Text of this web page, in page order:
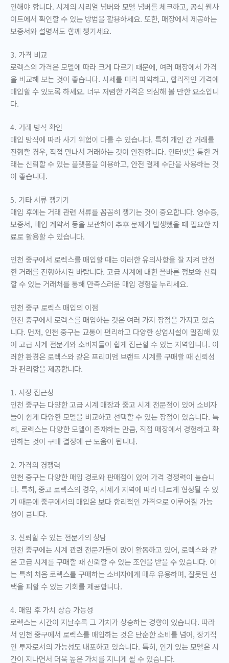
인해야 합니다. 시계의 시리얼 넘버와 모델 넘버를 체크하고, 공식 웹사
이트에서 확인할 수 있는 방법을 활용하세요. 또한, 매장에서 제공하는
보증서와 설명서도 함께 챙기세요.
3. 가격 비교
로렉스의 가격은 모델에 따라 크게 다르기 때문에, 여러 매장에서 가격
을 비교해 보는 것이 좋습니다. 시세를 미리 파악하고, 합리적인 가격에
매입할 수 있도록 하세요. 너무 저렴한 가격은 의심해 볼 만한 요소입니
다.
4. 거래 방식 확인
매입 방식에 따라 사기 위험이 다를 수 있습니다. 특히 개인 간 거래를
진행할 경우, 직접 만나서 거래하는 것이 안전합니다. 인터넷을 통한 거
래는 신뢰할 수 있는 플랫폼을 이용하고, 안전 결제 수단을 사용하는 것
이 좋습니다.
5. 기타 서류 챙기기
매입 후에는 거래 관련 서류를 꼼꼼히 챙기는 것이 중요합니다. 영수증,
보증서, 매입 계약서 등을 보관하여 추후 문제가 발생했을 때 필요한 자
료로 활용할 수 있습니다.
인천 중구에서 로렉스를 매입할 때는 이러한 유의사항을 잘 지켜 안전
한 거래를 진행하시길 바랍니다. 고급 시계에 대한 올바른 정보와 신뢰
할 수 있는 거래처를 통해 만족스러운 매입 경험을 누리세요.
인천 중구 로렉스 매입의 이점
인천 중구에서 로렉스를 매입하는 것은 여러 가지 장점을 가지고 있습
니다. 먼저, 인천 중구는 교통이 편리하고 다양한 상업시설이 밀집해 있
어 고급 시계 전문가와 소비자들이 쉽게 접근할 수 있는 지역입니다. 이
러한 환경은 로렉스와 같은 프리미엄 브랜드 시계를 구매할 때 신뢰성
과 편리함을 제공합니다.
1. 시장 접근성
인천 중구는 다양한 고급 시계 매장과 중고 시계 전문점이 있어 소비자
들이 쉽게 다양한 모델을 비교하고 선택할 수 있는 장점이 있습니다. 특
히, 로렉스는 다양한 모델이 존재하는 만큼, 직접 매장에서 경험하고 확
인하는 것이 구매 결정에 큰 도움이 됩니다.
2. 가격의 경쟁력
인천 중구는 다양한 매입 경로와 판매점이 있어 가격 경쟁력이 높습니
다. 특히, 중고 로렉스의 경우, 시세가 지역에 따라 다르게 형성될 수 있
기 때문에 중구에서의 매입은 보다 합리적인 가격으로 이루어질 가능
성이 큽니다.
3. 신뢰할 수 있는 전문가의 상담
인천 중구에는 시계 관련 전문가들이 많이 활동하고 있어, 로렉스와 같
은 고급 시계를 구매할 때 신뢰할 수 있는 조언을 받을 수 있습니다. 이
는 특히 처음 로렉스를 구매하는 소비자에게 매우 유용하며, 잘못된 선
택을 피할 수 있는 기회를 제공합니다.
4. 매입 후 가치 상승 가능성
로렉스는 시간이 지날수록 그 가치가 상승하는 경향이 있습니다. 따라
서 인천 중구에서 로렉스를 매입하는 것은 단순한 소비를 넘어, 장기적
인 투자로서의 가능성도 내포하고 있습니다. 특히, 인기 있는 모델은 시
간이 지나면서 더욱 높은 가치를 지니게 될 수 있습니다.